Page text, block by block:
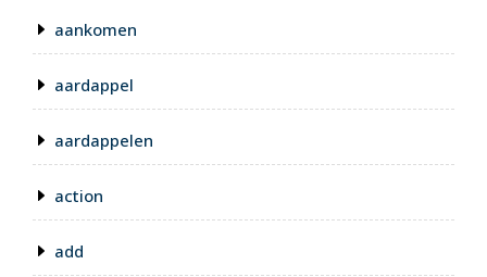
aankomen
aardappel
aardappelen
action
add